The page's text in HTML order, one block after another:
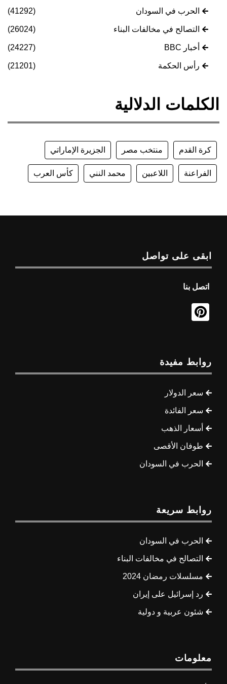
الحرب في السودان (41292)
التصالح في مخالفات البناء (26024)
أخبار BBC (24227)
رأس الحكمة (21201)
الكلمات الدلالية
كرة القدم منتخب مصر الجزيرة الإماراتي
الفراعنة اللاعبين محمد النني كأس العرب
ابقى على تواصل
اتصل بنا
روابط مفيدة
سعر الدولار
سعر الفائدة
أسعار الذهب
طوفان الأقصى
الحرب في السودان
روابط سريعة
الحرب في السودان
التصالح في مخالفات البناء
مسلسلات رمضان 2024
رد إسرائيل على إيران
شئون عربية و دولية
معلومات